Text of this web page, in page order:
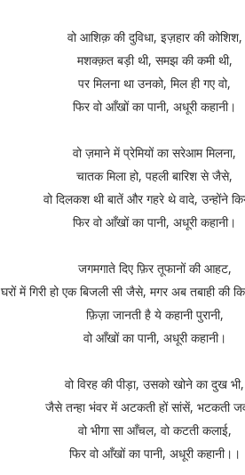
वो आशिक़ की दुविधा, इज़हार की कोशिश,
मशक्क़त बड़ी थी, समझ की कमी थी,
पर मिलना था उनको, मिल ही गए वो,
फिर वो आँखों का पानी, अधूरी कहानी।
वो ज़माने मेंप्रेमियोंका सरेआम मिलना,
चातक मिला हो, पहली बारिश से जैसे,
वो दिलकश थी बातें और गहरे थे वादे, उन्होंने
फिर वो आँखों का पानी, अधूरी कहानी।
जगमगाते दिए फ़िर तूफानों की आहट,
घरों में गिरी हो एक बिजली सी जैसे, मगर अब तबाही की
फ़िज़ा जानती है ये कहानी पुरानी,
वो आँखों का पानी, अधूरी कहानी।
वो विरह की पीड़ा, उसको खोने का दुख भी,
जैसे तन्हा भंवर में अटकती हों सांसें, भटकती
वो भीगा सा आँचल, वो कटती कलाई,
फिर वो आँखों का पानी, अधूरी कहानी।।